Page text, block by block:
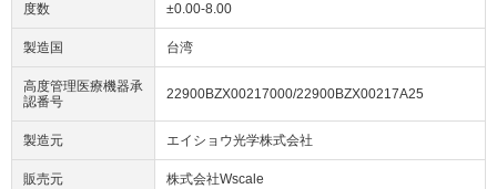
度数 ±0.00-8.00
製造国 台湾
高度管理医療機器承
認番号
22900BZX00217000/22900BZX00217A25
製造元 エイショウ光学株式会社
販売元 株式会社Wscale